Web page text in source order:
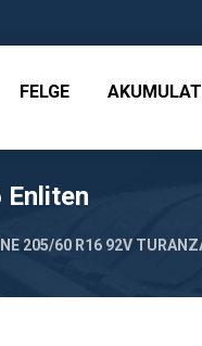
FELGE
Enliten
205/60 R16 92V